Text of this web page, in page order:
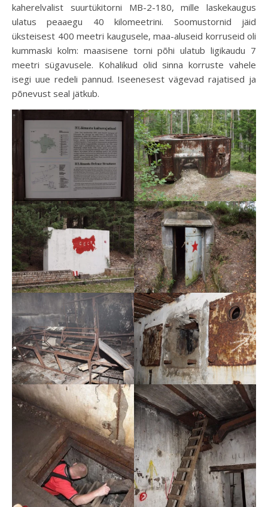
kaherelvalist suurtükitorni MB-2-180, mille laskekaugus
ulatus peaaegu 40 kilomeetrini. Soomustornid jäid
üksteisest 400 meetri kaugusele, maa-aluseid korruseid oli
kummaski kolm: maasisene torni põhi ulatub ligikaudu 7
meetri sügavusele. Kohalikud olid sinna korruste vahele
isegi uue redeli pannud. Iseenesest vägevad rajatised ja
põnevust seal jätkub.